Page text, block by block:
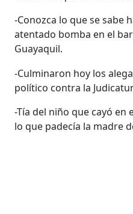
-Conozca lo que se sabe
atentado bomba en el
Guayaquil.
-Culminaron hoy los
político contra la
-Tía del niño que cayó en
lo que padecía la madre